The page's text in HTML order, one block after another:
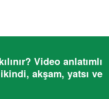
Video anlatımlı
akşam, yatsı ve